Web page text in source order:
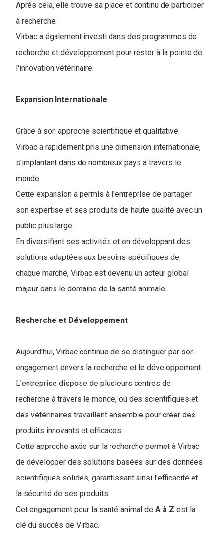
Après cela, elle trouve sa place et continu de participer
à recherche.
Virbac a également investi dans des programmes de
recherche et développement pour rester à la pointe de
l'innovation vétérinaire.
Expansion Internationale
Grâce à son approche scientifique et qualitative.
Virbac a rapidement pris une dimension internationale,
s'implantant dans de nombreux pays à travers le
monde.
Cette expansion a permis à l'entreprise de partager
son expertise et ses produits de haute qualité avec un
public plus large.
En diversifiant ses activités et en développant des
solutions adaptées aux besoins spécifiques de
chaque marché, Virbac est devenu un acteur global
majeur dans le domaine de la santé animale.
Recherche et Développement
Aujourd'hui, Virbac continue de se distinguer par son
engagement envers la recherche et le développement.
L'entreprise dispose de plusieurs centres de
recherche à travers le monde, où des scientifiques et
des vétérinaires travaillent ensemble pour créer des
produits innovants et efficaces.
Cette approche axée sur la recherche permet à Virbac
de développer des solutions basées sur des données
scientifiques solides, garantissant ainsi l'efficacité et
la sécurité de ses produits.
Cet engagement pour la santé animal de A à Z est la
clé du succès de Virbac.